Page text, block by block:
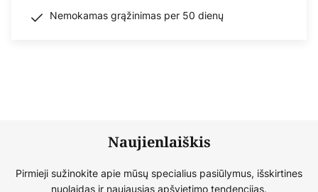
Nemokamas grąžinimas per 50 dienų
Naujienlaiškis
Pirmieji sužinokite apie mūsų specialius pasiūlymus, išskirtines
nuolaidas ir naujausias apšvietimo tendencijas.